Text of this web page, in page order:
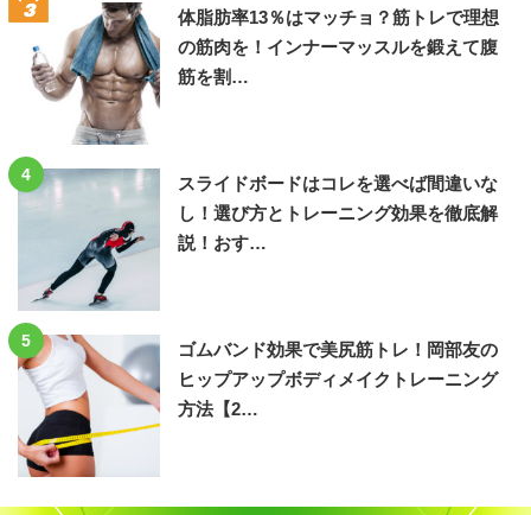
3
体脂肪率13％はマッチョ？筋トレで理想
の筋肉を！インナーマッスルを鍛えて腹
筋を割…
4
スライドボードはコレを選べば間違いな
し！選び方とトレーニング効果を徹底解
説！おす…
5
ゴムバンド効果で美尻筋トレ！岡部友の
ヒップアップボディメイクトレーニング
方法【2…